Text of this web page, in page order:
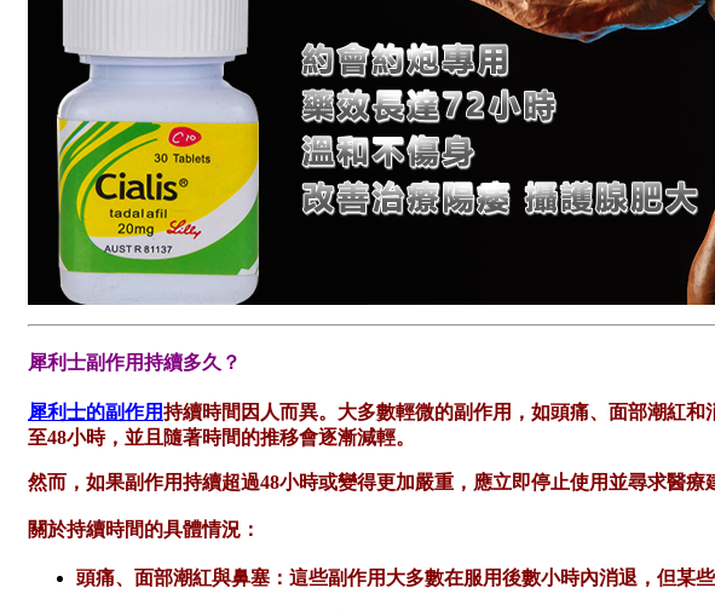
犀利士副作用持續多久？
犀利士的副作用持續時間因人而異。大多數輕微的副作用，如頭痛、面部潮紅
至48小時，並且隨著時間的推移會逐漸減輕。
然而，如果副作用持續超過48小時或變得更加嚴重，應立即停止使用並尋求醫療
關於持續時間的具體情況：
頭痛、面部潮紅與鼻塞：這些副作用大多數在服用後數小時內消退，但某